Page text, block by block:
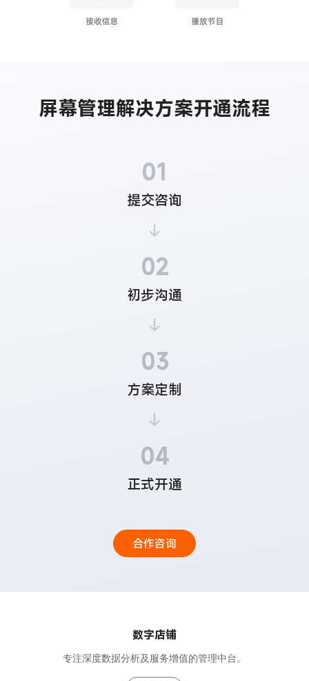
屏幕管理解决方案开通流程
01
提交咨询
02
初步沟通
03
方案定制
04
正式开通
合作咨询
数字店铺
专注深度数据分析及服务增值的管理中台。